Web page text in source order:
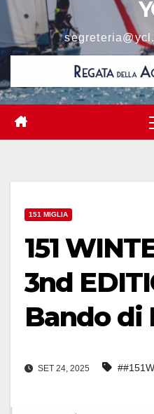
151 MIGLIA
151
3nd
Bando di
SET 24, 2025